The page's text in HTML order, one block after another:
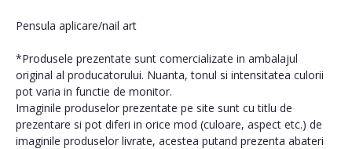
Pensula aplicare/nail art
*Produsele prezentate sunt comercializate in ambalajul
original al producatorului. Nuanta, tonul si intensitatea culorii
pot varia in functie de monitor.
Imaginile produselor prezentate pe site sunt cu titlu de
prezentare si pot diferi in orice mod (culoare, aspect etc.) de
imaginile produselor livrate, acestea putand prezenta abateri